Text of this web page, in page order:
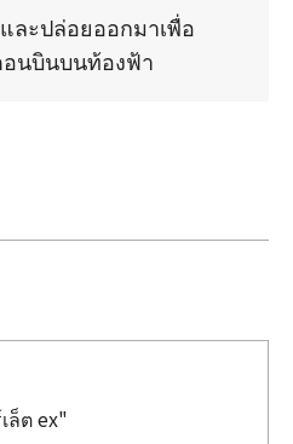
ละปล่อยออกมาเพื่อ
นบินบนท้องฟ้า
ล็ต ex"